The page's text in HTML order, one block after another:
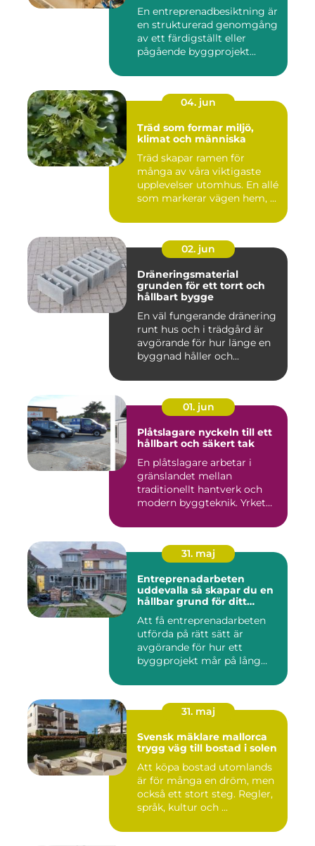
En entreprenadbesiktning är
en strukturerad genomgång
av ett färdigställt eller
pågående byggprojekt...
04. jun
Träd som formar miljö,
klimat och människa
Träd skapar ramen för
många av våra viktigaste
upplevelser utomhus. En allé
som markerar vägen hem, ...
02. jun
Dräneringsmaterial
grunden för ett torrt och
hållbart bygge
En väl fungerande dränering
runt hus och i trädgård är
avgörande för hur länge en
byggnad håller och...
01. jun
Plåtslagare nyckeln till ett
hållbart och säkert tak
En plåtslagare arbetar i
gränslandet mellan
traditionellt hantverk och
modern byggteknik. Yrket
31. maj
Entreprenadarbeten
uddevalla så skapar du en
hållbar grund för ditt
Att få entreprenadarbeten
utförda på rätt sätt är
avgörande för hur ett
byggprojekt mår på lång
31. maj
Svensk mäklare mallorca
trygg väg till bostad i solen
Att köpa bostad utomlands
är för många en dröm, men
också ett stort steg. Regler,
språk, kultur och ...